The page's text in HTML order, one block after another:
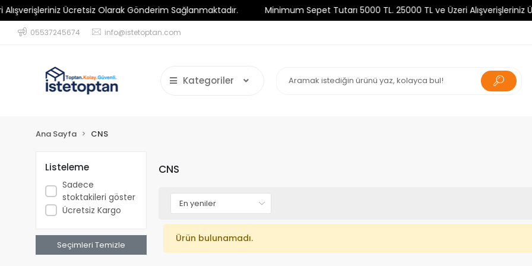
Ücretsiz Olarak Gönderim Sağlanmaktadır. Minimum Sepet Tutarı 5000 TL. 25000 TL ve Üzeri Alışverişleriniz
05537245674 info@istetoptan.com
Kategoriler
Ana Sayfa CNS
Listeleme
Sadece
stoktakileri göster
Ücretsiz Kargo
Seçimleri Temizle
CNS
Ürün bulunamadı.